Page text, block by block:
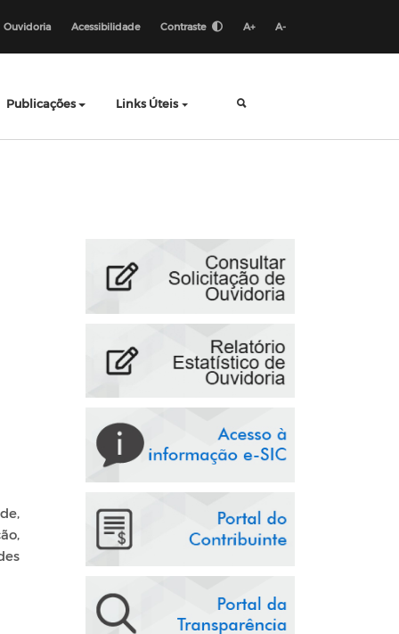
Ouvidoria Acessibilidade Contraste A+ A-
Publicações Links Úteis